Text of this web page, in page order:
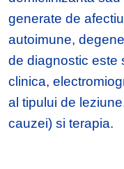
generate de
autoimune,
de diagnostic este
clinica,
al tipului de
cauzei) si terapia.